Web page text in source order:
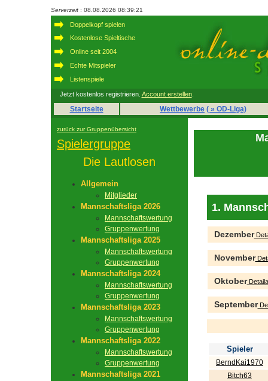
Serverzeit : 08.08.2026 08:39:21
Doppelkopf spielen
Kostenlose Spieltische
Online seit 2004
Echte Mitspieler
Listenspiele
Jetzt kostenlos registrieren. Account erstellen.
Startseite Wettbewerbe ( » OD-Liga)
zurück zur Gruppenübersicht
Spielergruppe
Die Lautlosen
Allgemein
Mitglieder
Mannschaftsliga 2026
Mannschaftswertung
Gruppenwertung
Mannschaftsliga 2025
Mannschaftswertung
Gruppenwertung
Mannschaftsliga 2024
Mannschaftswertung
Gruppenwertung
Mannschaftsliga 2023
Mannschaftswertung
Gruppenwertung
Mannschaftsliga 2022
Mannschaftswertung
Gruppenwertung
Mannschaftsliga 2021
1.
Dezember
November
Oktober
September
Spieler
BerndKai1970
Bitch63